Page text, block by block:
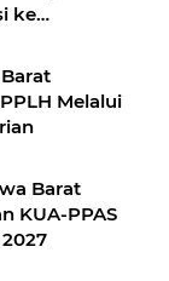
ke
Melalui
Barat
KUA-PPAS